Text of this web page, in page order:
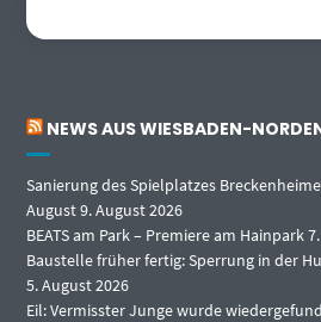
NEWS AUS WIESBADEN-
Sanierung des Spielplatzes
August9. August 2026
BEATS am Park – Premiere am Hainpark
Baustelle früher fertig: Sperrung in der
5. August 2026
Eil: Vermisster Junge wurde